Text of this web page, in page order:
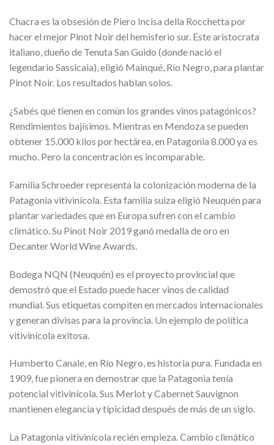
Chacra es la obsesión de Piero Incisa della Rocchetta por
hacer el mejor Pinot Noir del hemisferio sur. Este aristocrata
italiano, dueño de Tenuta San Guido (donde nació el
legendario Sassicaia), eligió Mainqué, Río Negro, para plantar
Pinot Noir. Los resultados hablan solos.
¿Sabés qué tienen en común los grandes vinos patagónicos?
Rendimientos bajísimos. Mientras en Mendoza se pueden
obtener 15.000 kilos por hectárea, en Patagonia 8.000 ya es
mucho. Pero la concentración es incomparable.
Familia Schroeder representa la colonización moderna de la
Patagonia vitivinícola. Esta familia suiza eligió Neuquén para
plantar variedades que en Europa sufren con el cambio
climático. Su Pinot Noir 2019 ganó medalla de oro en
Decanter World Wine Awards.
Bodega NQN (Neuquén) es el proyecto provincial que
demostró que el Estado puede hacer vinos de calidad
mundial. Sus etiquetas compiten en mercados internacionales
y generan divisas para la provincia. Un ejemplo de política
vitivinícola exitosa.
Humberto Canale, en Río Negro, es historia pura. Fundada en
1909, fue pionera en demostrar que la Patagonia tenía
potencial vitivinícola. Sus Merlot y Cabernet Sauvignon
mantienen elegancia y tipicidad después de más de un siglo.
La Patagonia vitivinícola recién empieza. Cambio climático